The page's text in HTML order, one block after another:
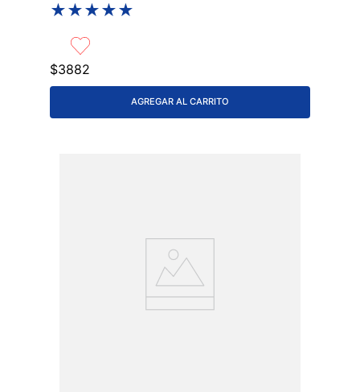
★★★★★
$3882
AGREGAR AL CARRITO